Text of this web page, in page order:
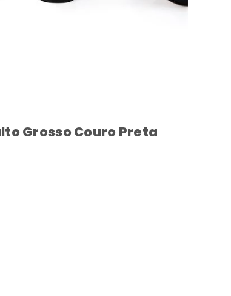
Grosso Couro Preta